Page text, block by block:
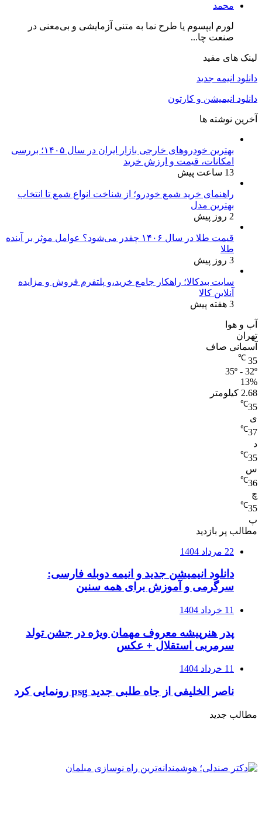
محمد
لورم ایپسوم یا طرح‌ نما به متنی آزمایشی و بی‌معنی در
صنعت چا...
لینک های مفید
دانلود انیمه جدید
دانلود انیمیشن و کارتون
آخرین نوشته ها
بهترین خودروهای خارجی بازار ایران در سال ۱۴۰۵؛ بررسی
امکانات، قیمت و ارزش خرید
13 ساعت پیش
راهنمای خرید شمع خودرو؛ از شناخت انواع شمع تا انتخاب
بهترین مدل
2 روز پیش
قیمت طلا در سال ۱۴۰۶ چقدر می‌شود؟ عوامل موثر بر آینده
طلا
3 روز پیش
سایت بیدکالا؛ راهکار جامع خرید،و پلتفرم فروش و مزایده
آنلاین کالا
3 هفته پیش
آب و هوا
تهران
آسمانی صاف
35
℃
35º - 32º
13%
2.68 کیلومتر
35
℃
ی
37
℃
د
35
℃
س
36
℃
چ
35
℃
پ
مطالب پر بازدید
22 مرداد 1404
دانلود انیمیشن جدید و انیمه دوبله فارسی:
سرگرمی و آموزش برای همه سنین
11 خرداد 1404
پدر هنرپیشه معروف مهمان ویژه در جشن تولد
سرمربی استقلال + عکس
11 خرداد 1404
ناصر الخلیفی از جاه طلبی جدید psg رونمایی کرد
مطالب جدید